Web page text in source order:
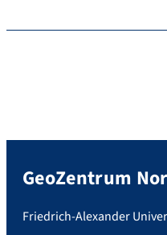
GeoZentrum
Friedrich-Alexander